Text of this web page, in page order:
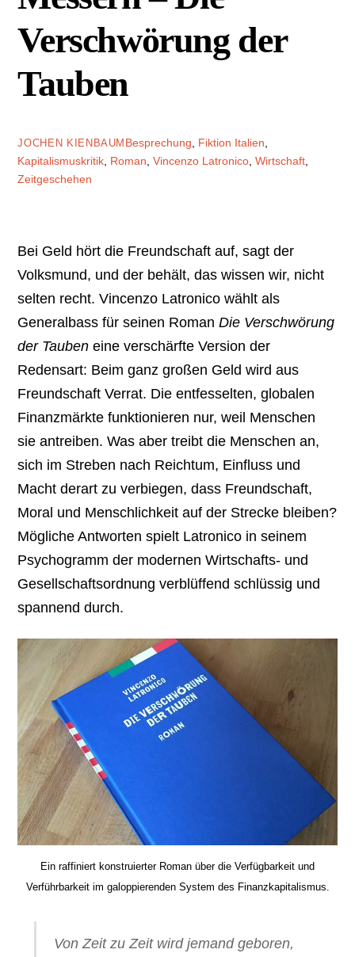
Verschwörung der
Tauben
JOCHEN KIENBAUM Besprechung Fiktion Italien
Kapitalismuskritik Roman ,Vincenzo Latronico ,Wirtschaft
Zeitgeschehen
Bei Geld hört die Freundschaft auf, sagt der
Volksmund, und der behält, das wissen wir, nicht
selten recht. Vincenzo Latronico wählt als
Generalbass für seinen RomanDie Verschwörung
der Taubeneine verschärfte Version der
Redensart: Beim ganz großen Geld wird aus
Freundschaft Verrat. Die entfesselten, globalen
Finanzmärkte funktionieren nur, weil Menschen
sie antreiben. Was aber treibt die Menschen an,
sich im Streben nach Reichtum, Einfluss und
Macht derart zu verbiegen, dass Freundschaft,
Moral und Menschlichkeit auf der Strecke bleiben?
Mögliche Antworten spielt Latronico in seinem
Psychogramm der modernen Wirtschafts- und
Gesellschaftsordnung verblüffend schlüssig und
spannend durch.
Ein raffiniert konstruierter Roman über die Verfügbarkeit und
Verführbarkeit im galoppierenden System des Finanzkapitalismus.
Von Zeit zu Zeit wird jemand geboren,